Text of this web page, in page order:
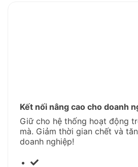
Kết nối nâng cao cho doanh
Giữ cho hệ thống hoạt động
mà. Giảm thời gian chết và
doanh nghiệp!